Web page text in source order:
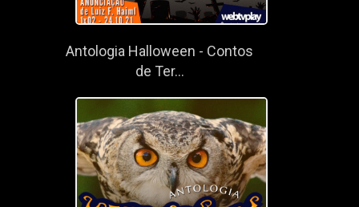
Antologia Halloween - Contos
de Ter...